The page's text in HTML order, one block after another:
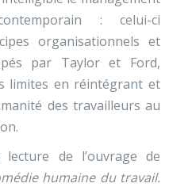
: celui-ci
organisationnels et
par Taylor et Ford,
limites en réintégrant et
des travailleurs au
de l’ouvrage de
humaine du travail.